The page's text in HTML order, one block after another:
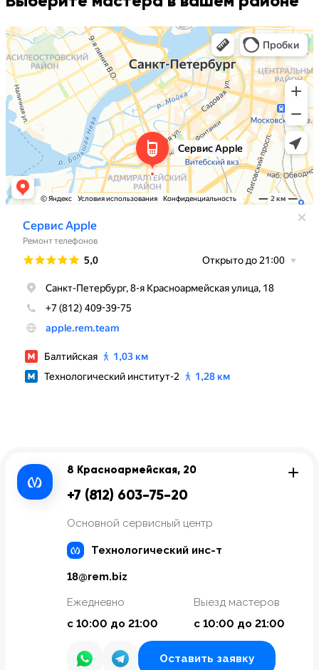
8 Красноармейская, 20
+7 (812) 603-75-20
Основной сервисный центр
Технологический инс-т
18@rem.biz
Ежедневно
с 10:00 до 21:00
Выезд мастеров
с 10:00 до 21:00
Оставить заявку